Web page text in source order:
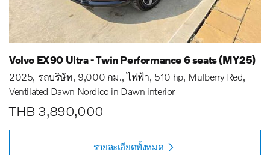
Volvo EX90 Ultra - Twin Performance 6 seats (MY25)
2025 รถบริษัท 9,000 กม. ไฟฟ้า 510 hp Mulberry Red
Ventilated Dawn Nordico in Dawn interior
THB 3,890,000
รายละเอียดทั้งหมด